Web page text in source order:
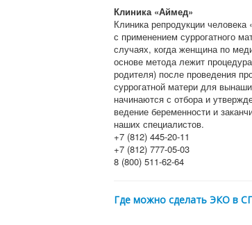
Клиника «Аймед»
Клиника репродукции
с применением суррогатного
случаях, когда женщина по
основе метода лежит
родителя) после проведения
суррогатной матери для
начинаются с отбора и
ведение беременности и
наших специалистов.
+7 (812) 445-20-11
+7 (812) 777-05-03
8 (800) 511-62-64
Где можно сделать ЭКО в